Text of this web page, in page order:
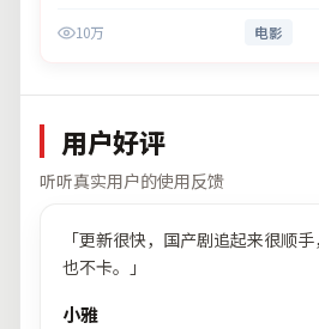
实意义。
10万 电影
用户好评
听听真实用户的使用反馈
「更新很快，国产剧追起来很顺
也不卡。
」
小雅